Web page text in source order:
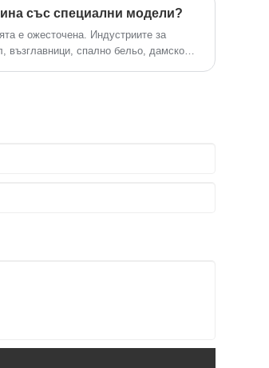
със специални модели?
е ожесточена. Индустриите за
възглавници, спално бельо, дамско